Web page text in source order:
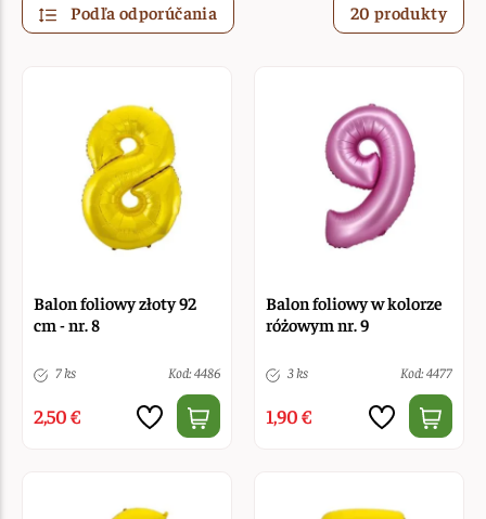
Podľa odporúčania 20 produkty
Balon foliowy złoty 92
cm - nr. 8
7 ks Kod: 4486
2,50 €
Balon foliowy w kolorze
różowym nr. 9
3 ks Kod: 4477
1,90 €